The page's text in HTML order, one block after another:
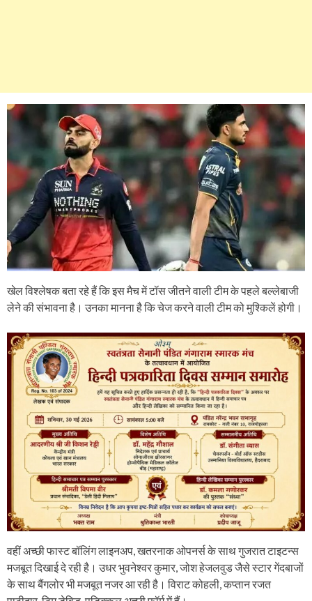
खेल विश्लेषक बता रहे हैं कि इस मैच में टॉस जीतने वाली टीम के पहले बल्लेबाजी
लेने की संभावना है। उनका मानना है कि चेज करने वाली टीम को मुश्किलें होगी।
वहीं अच्छी फास्ट बॉलिंग लाइनअप, खतरनाक ओपनर्स के साथ गुजरात टाइटन्स
मजबूत दिखाई दे रही है। उधर भुवनेश्वर कुमार, जोश हेजलवुड जैसे स्टार गेंदबाजों
के साथ बैंगलोर भी मजबूत नजर आ रही है। विराट कोहली, कप्तान रजत